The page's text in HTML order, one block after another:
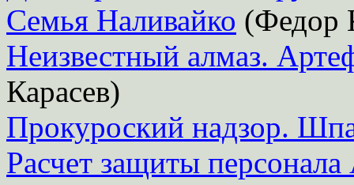
Семья Наливайко (Федор
Неизвестный алмаз.
Карасев)
Прокуроский надзор.
Расчет защиты